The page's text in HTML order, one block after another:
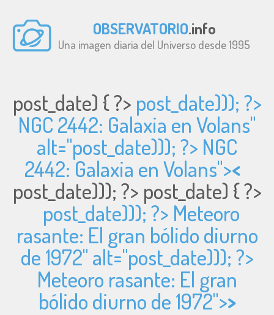
OBSERVATORIO.info
Una imagen diaria del Universo desde 1995
post_date) { ?> post_date))); ?>
NGC 2442: Galaxia en Volans"
alt="post_date))); ?> NGC
2442: Galaxia en Volans"><
post_date))); ?> post_date) { ?>
post_date))); ?> Meteoro
rasante: El gran bólido diurno
de 1972" alt="post_date))); ?>
Meteoro rasante: El gran
bólido diurno de 1972">>